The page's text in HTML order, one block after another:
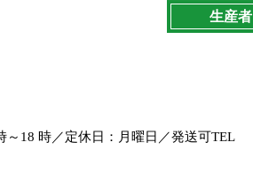
生産者
～18 時／定休日：月曜日／発送可TEL